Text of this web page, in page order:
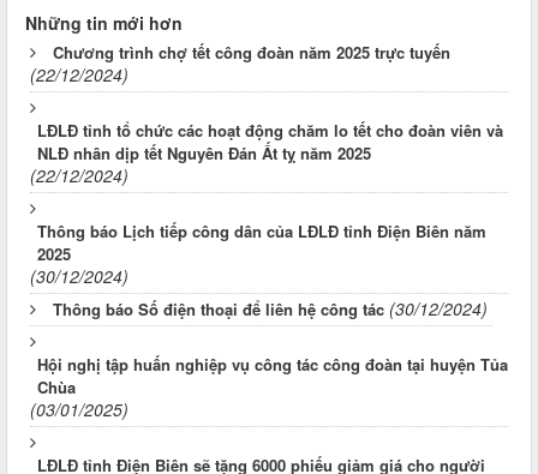
Những tin mới hơn
Chương trình chợ tết công đoàn năm 2025 trực tuyến
(22/12/2024)
LĐLĐ tỉnh tổ chức các hoạt động chăm lo tết cho đoàn viên và
NLĐ nhân dịp tết Nguyên Đán Ất tỵ năm 2025
(22/12/2024)
Thông báo Lịch tiếp công dân của LĐLĐ tỉnh Điện Biên năm
2025
(30/12/2024)
Thông báo Số điện thoại để liên hệ công tác (30/12/2024)
Hội nghị tập huấn nghiệp vụ công tác công đoàn tại huyện Tủa
Chùa
(03/01/2025)
LĐLĐ tỉnh Điện Biên sẽ tặng 6000 phiếu giảm giá cho người